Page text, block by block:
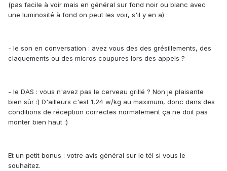
(pas facile à voir mais en général sur fond noir ou blanc avec
une luminosité à fond on peut les voir, s'il y en a)
- le son en conversation : avez vous des des grésillements, des
claquements ou des micros coupures lors des appels ?
- le DAS : vous n'avez pas le cerveau grillé ? Non je plaisante
bien sûr :) D'ailleurs c'est 1,24 w/kg au maximum, donc dans des
conditions de réception correctes normalement ça ne doit pas
monter bien haut :)
Et un petit bonus : votre avis général sur le tél si vous le
souhaitez.